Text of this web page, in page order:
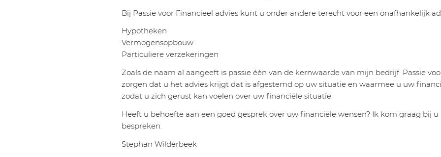
Bij Passie voor Financieel advies kunt u onder andere terecht voor een onafhankelijk
Hypotheken
Vermogensopbouw
Particuliere verzekeringen
Zoals de naam al aangeeft is passie één van de kernwaarde van mijn bedrijf. Passie
zorgen dat u het advies krijgt dat is afgestemd op uw situatie en waarmee u uw
zodat u zich gerust kan voelen over uw financiële situatie.
Heeft u behoefte aan een goed gesprek over uw financiële wensen? Ik kom graag bij
bespreken.
Stephan Wilderbeek